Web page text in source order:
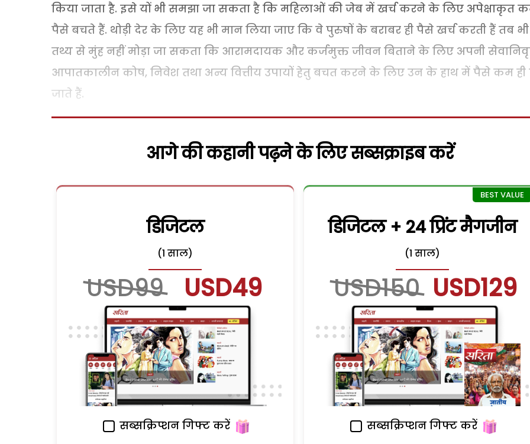
किया जाता है. इसे यों भी समझा जा सकता है कि महिलाओं की जेब में खर्च करने के लिए अपेक्षाकृत
पैसे बचते हैं. थोड़ी देर के लिए यह भी मान लिया जाए कि वे पुरुषों के बराबर ही पैसे खर्च करती हैं तब
तथ्य से मुंह नहीं मोड़ा जा सकता कि आरामदायक और कर्जमुक्त जीवन बिताने के लिए अपनी
आपातकालीन कोष, निवेश तथा अन्य वित्तीय उपायों हेतु बचत करने के लिए उन के हाथ में पैसे कम ही
जाते हैं.
आगे की कहानी पढ़ने के लिए सब्सक्राइब करें
डिजिटल
(1 साल)
USD99 USD49
सब्सक्रिप्शन गिफ्ट करें
डिजिटल + 24 प्रिंट मैगजीन
(1 साल)
USD150 USD129
सब्सक्रिप्शन गिफ्ट करें